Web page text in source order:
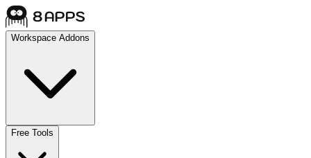
Workspace Addons
Free Tools